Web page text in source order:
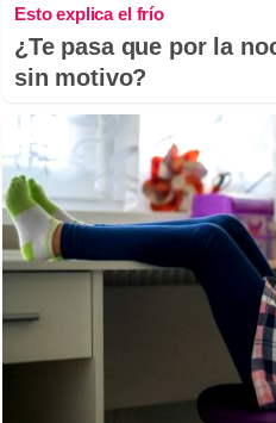
Esto explica el frío
¿Te pasa que por la
sin motivo?